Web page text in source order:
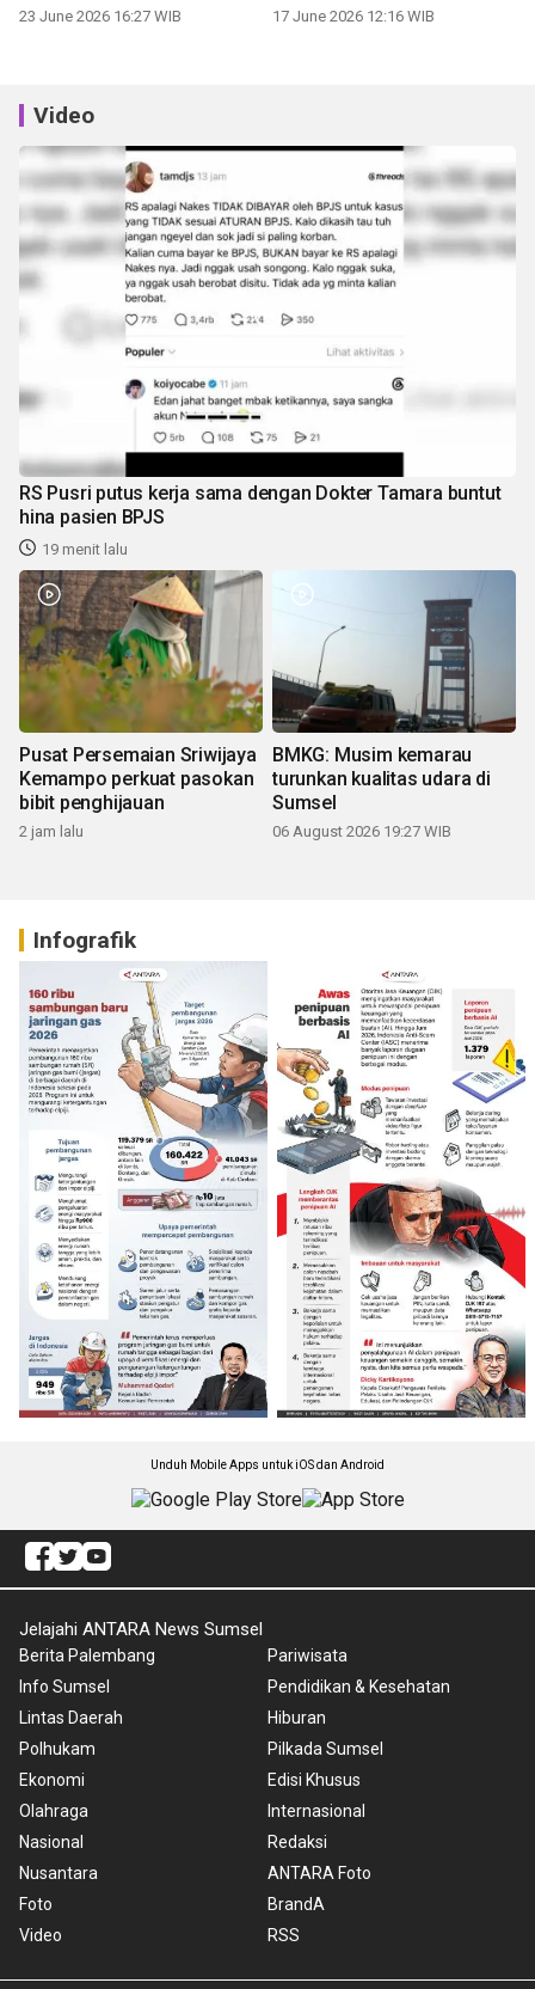
23 June 2026 16:27 WIB 17 June 2026 12:16 WIB
Video
RS Pusri putus kerja sama dengan Dokter Tamara buntut
hina pasien BPJS
19 menit lalu
Pusat Persemaian Sriwijaya
Kemampo perkuat pasokan
bibit penghijauan
2 jam lalu
BMKG: Musim kemarau
turunkan kualitas udara di
Sumsel
06 August 2026 19:27 WIB
Infografik
Unduh Mobile Apps untuk iOS dan Android
Jelajahi ANTARA News Sumsel
Berita Palembang
Info Sumsel
Lintas Daerah
Polhukam
Ekonomi
Olahraga
Nasional
Nusantara
Foto
Video
Pariwisata
Pendidikan & Kesehatan
Hiburan
Pilkada Sumsel
Edisi Khusus
Internasional
Redaksi
ANTARA Foto
BrandA
RSS